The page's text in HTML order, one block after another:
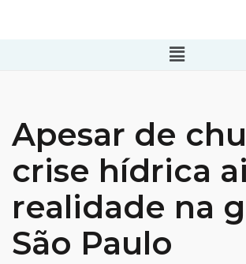
Apesar de
crise hídrica
realidade na
São Paulo